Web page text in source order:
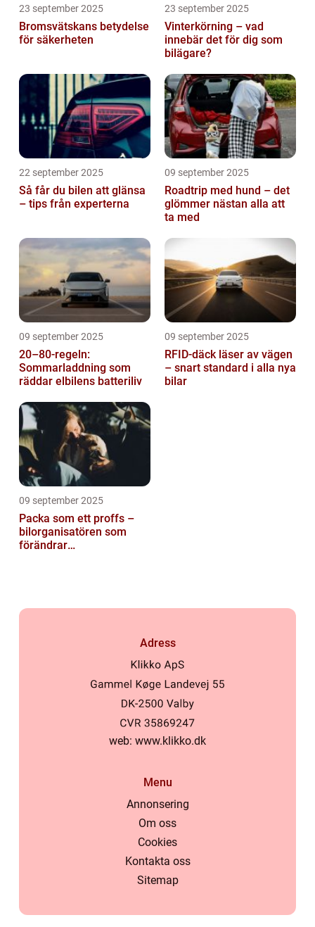
23 september 2025
Bromsvätskans betydelse
för säkerheten
23 september 2025
Vinterkörning – vad
innebär det för dig som
bilägare?
22 september 2025
Så får du bilen att glänsa
– tips från experterna
09 september 2025
Roadtrip med hund – det
glömmer nästan alla att
ta med
09 september 2025
20–80-regeln:
Sommarladdning som
räddar elbilens batteriliv
09 september 2025
RFID-däck läser av vägen
– snart standard i alla nya
bilar
09 september 2025
Packa som ett proffs –
bilorganisatören som
förändrar
Adress
web: www.klikko.dk
Menu
Annonsering
Om oss
Cookies
Kontakta oss
Sitemap